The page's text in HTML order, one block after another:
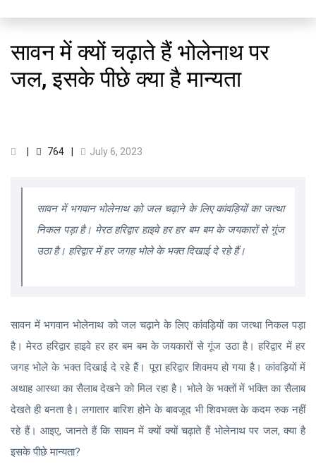
सावन में क्यों चढ़ाते हैं भोलेनाथ पर
जल, इसके पीछे क्या है मान्यता
764 July 6, 2023
सावन में भगवान भोलेनाथ को जल चढ़ाने के लिए कांवड़ियों का जत्था
निकल पड़ा है। मेरठ हरिद्वार हाइवे हर हर बम बम के जयकारों से गूंज
उठा है। हरिद्वार में हर जगह भोले के भक्त दिखाई दे रहे हैं।
सावन में भगवान भोलेनाथ को जल चढ़ाने के लिए कांवड़ियों का जत्था निकल पड़ा
है। मेरठ हरिद्वार हाइवे हर हर बम बम के जयकारों से गूंज उठा है। हरिद्वार में हर
जगह भोले के भक्त दिखाई दे रहे हैं। पूरा हरिद्वार शिवमय हो गया है। कांवड़ियों में
अथाह आस्था का सैलाब देखने को मिल रहा है। भोले के भक्तों में भक्ति का सैलाब
देखते ही बनता है। लगातार बारिश होने के बावजूद भी शिवभक्त के कदम रुक नहीं
रहे हैं। आइए, जानते हैं कि सावन में क्यों क्यों चढ़ाते हैं भोलेनाथ पर जल, क्या है
इसके पीछे मान्यता?